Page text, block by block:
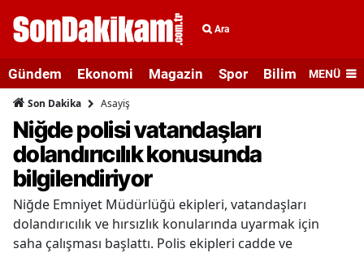
Ara
Gündem Ekonomi Magazin Spor Bilim veMENÜ
Son Dakika Asayiş
Niğde polisi vatandaşları
dolandırıcılık konusunda
bilgilendiriyor
Niğde Emniyet Müdürlüğü ekipleri, vatandaşları
dolandırıcılık ve hırsızlık konularında uyarmak için
saha çalışması başlattı. Polis ekipleri cadde ve